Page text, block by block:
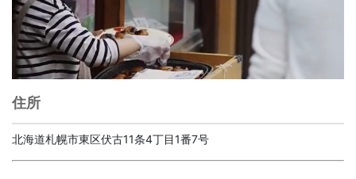
住所
北海道札幌市東区伏古11条4丁目1番7号